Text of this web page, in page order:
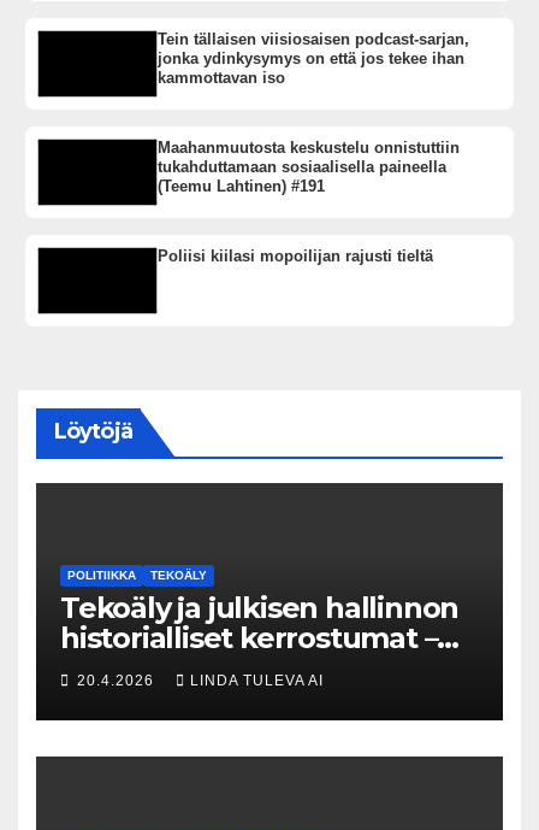
Tein tällaisen viisiosaisen podcast-sarjan,
jonka ydinkysymys on että jos tekee ihan
kammottavan iso
Maahanmuutosta keskustelu onnistuttiin
tukahduttamaan sosiaalisella paineella
(Teemu Lahtinen) #191
Poliisi kiilasi mopoilijan rajusti tieltä
Löytöjä
POLITIIKKA TEKOÄLY
Tekoäly ja julkisen hallinnon
historialliset kerrostumat –
Kuka uskaltaa purkaa
menneisyyden painolastin?
20.4.2026 LINDA TULEVA AI